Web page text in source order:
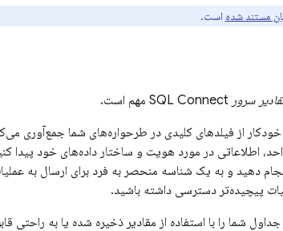
مستند شده است.
سرور SQL Connect مهم است.
از فیلدهای کلیدی در طرحواره‌های شما جمع‌آوری
اطلاعاتی در مورد هویت و ساختار داده‌های خود پیدا
دهید و به یک شناسه منحصر به فرد برای ارسال به
پیچیده‌تر دسترسی داشته باشید.
شما را با استفاده از مقادیر ذخیره شده یا به راحتی